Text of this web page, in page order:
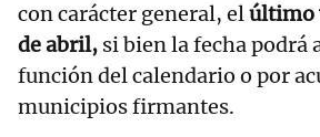
con carácter general, elúltimo
de abril, si bien la fecha podrá
función del calendario o por
municipios firmantes.